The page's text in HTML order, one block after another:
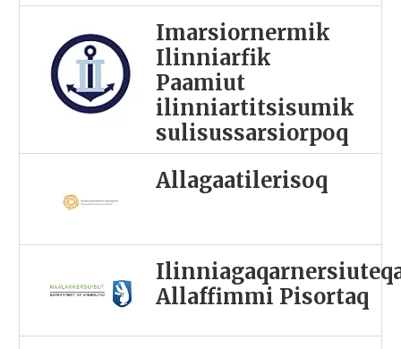
Imarsiornermik
Ilinniarfik
Paamiut
ilinniartitsisumik
sulisussarsiorpoq
Allagaatilerisoq
Allaffimmi Pisortaq